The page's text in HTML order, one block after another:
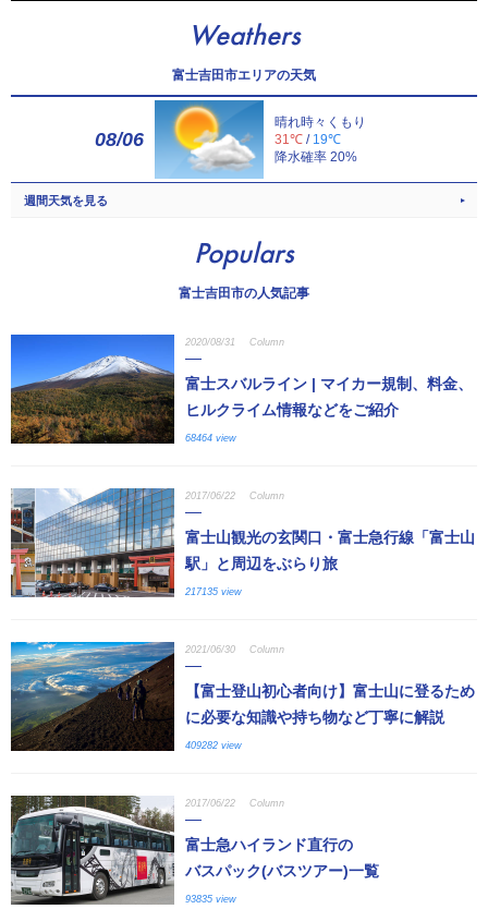
Weathers
富士吉田市エリアの天気
08/06
晴れ時々くもり
31℃ / 19℃
降水確率 20%
週間天気を見る
Populars
富士吉田市の人気記事
2020/08/31 Column
富士スバルライン | マイカー規制、料金、
ヒルクライム情報などをご紹介
68464 view
2017/06/22 Column
富士山観光の玄関口・富士急行線「富士山
駅」と周辺をぶらり旅
217135 view
2021/06/30 Column
【富士登山初心者向け】富士山に登るため
に必要な知識や持ち物など丁寧に解説
409282 view
2017/06/22 Column
富士急ハイランド直行の
バスパック(バスツアー)一覧
93835 view